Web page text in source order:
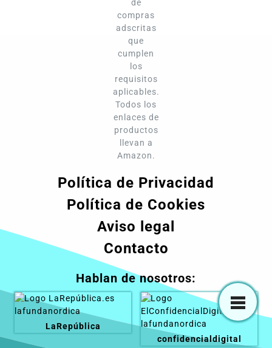
de
compras
adscritas
que
cumplen
los
requisitos
aplicables.
Todos los
enlaces de
productos
llevan a
Amazon.
Política de Privacidad
Política de Cookies
Aviso legal
Contacto
Hablan de nosotros:
LaRepública
confidencialdigital